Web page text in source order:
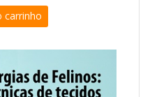
carrinho